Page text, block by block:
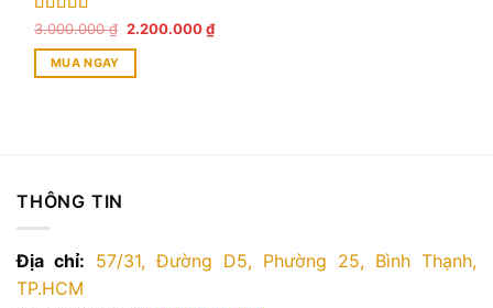
Được xếp
hạng5.005
sao
3.000.000₫ Giá
là:
2.200.000₫Giá
hiện
MUA NGAY
THÔNG TIN
Địa chỉ: 57/31, Đường D5, Phường 25, Bình Thạnh,
TP.HCM